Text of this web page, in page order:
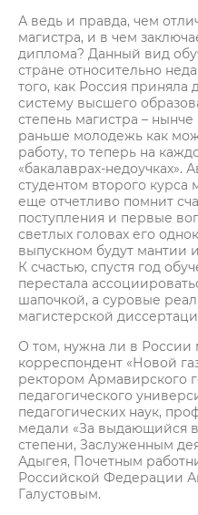
А ведь и правда, чем
магистра, и в чем
диплома? Данный вид
стране относительно
того, как Россия приняла
систему высшего
степень магистра –
раньше молодежь как
работу, то теперь на
«бакалаврах-недоучках».
студентом второго курса
еще отчетливо помнит
поступления и первые
светлых головах его
выпускном будут мантии
К счастью, спустя год
перестала
шапочкой, а суровые
магистерской
О том, нужна ли в России
корреспондент «Новой
ректором Армавирского
педагогического
педагогических наук,
медали «За выдающийся
степени, Заслуженным
Адыгея, Почетным
Российской Федерации
Галустовым.